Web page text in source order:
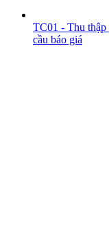
TC01 - Thu
cầu báo giá